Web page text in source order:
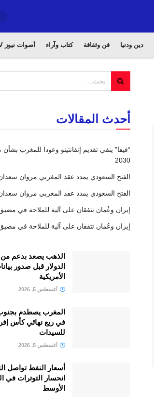
دين ودنيا فن وثقافة كتاب وآراء أصوات نيوز TV
أحدث المقالات
“فيفا” ينفي تقديم إنفانتينو وعودا للمغرب بشأن
2030
الفتح السعودي يمدد عقد المغربي مروان
الفتح السعودي يمدد عقد المغربي مروان
إيران وعُمان تتفقان على آلية للملاحة في
إيران وعُمان تتفقان على آلية للملاحة في
الذهب يصعد بدعم من
الدولار قبل صدور
الأمريكية
أغسطس 5, 2026
المغرب يصطدم بجنوب
في ربع نهائي كأس
للسيدات
أغسطس 5, 2026
أسعار النفط تواصل
انحسار التوترات في
الأوسط